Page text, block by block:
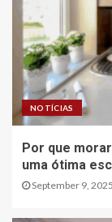
NOTÍCIAS
Por que
uma ótima
September 9, 2025